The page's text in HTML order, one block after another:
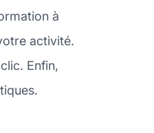
à
activité.
Enfin,